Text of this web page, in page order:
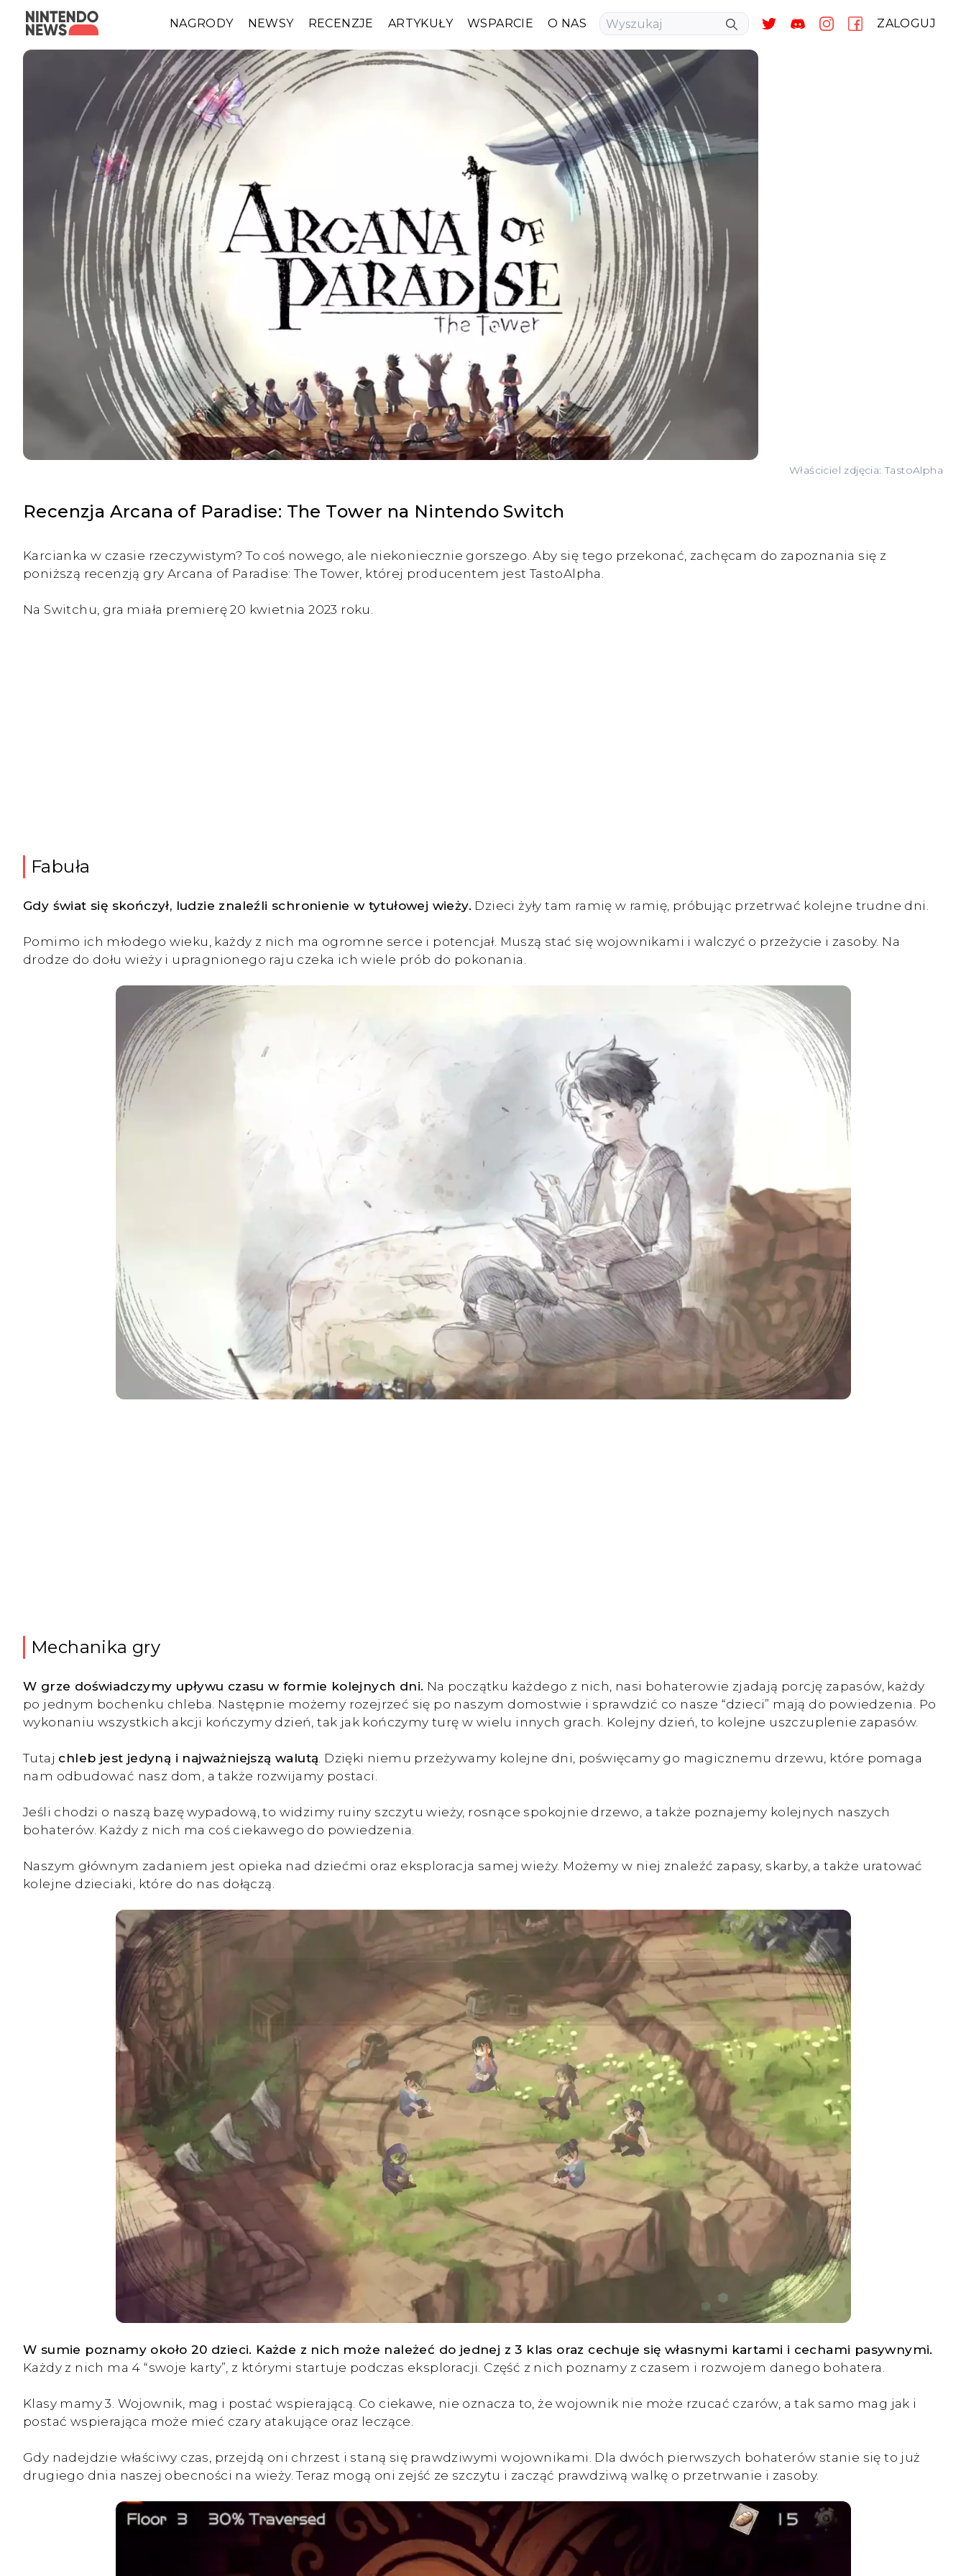
NAGRODY NEWSY RECENZJE ARTYKUŁY WSPARCIE O NAS ZALOGUJ
Właściciel zdjęcia: TastoAlpha
Recenzja Arcana of Paradise: The Tower na Nintendo Switch
Karcianka w czasie rzeczywistym? To coś nowego, ale niekoniecznie gorszego. Aby się tego przekonać, zachęcam do zapoznania się z
poniższą recenzją gry Arcana of Paradise: The Tower, której producentem jest TastoAlpha.
Na Switchu, gra miała premierę 20 kwietnia 2023 roku.
Fabuła
Gdy świat się skończył, ludzie znaleźli schronienie w tytułowej wieży. Dzieci żyły tam ramię w ramię, próbując przetrwać kolejne trudne dni.
Pomimo ich młodego wieku, każdy z nich ma ogromne serce i potencjał. Muszą stać się wojownikami i walczyć o przeżycie i zasoby. Na
drodze do dołu wieży i upragnionego raju czeka ich wiele prób do pokonania.
Mechanika gry
W grze doświadczymy upływu czasu w formie kolejnych dni. Na początku każdego z nich, nasi bohaterowie zjadają porcję zapasów, każdy
po jednym bochenku chleba. Następnie możemy rozejrzeć się po naszym domostwie i sprawdzić co nasze “dzieci” mają do powiedzenia. Po
wykonaniu wszystkich akcji kończymy dzień, tak jak kończymy turę w wielu innych grach. Kolejny dzień, to kolejne uszczuplenie zapasów.
Tutaj chleb jest jedyną i najważniejszą walutą . Dzięki niemu przeżywamy kolejne dni, poświęcamy go magicznemu drzewu, które pomaga
nam odbudować nasz dom, a także rozwijamy postaci.
Jeśli chodzi o naszą bazę wypadową, to widzimy ruiny szczytu wieży, rosnące spokojnie drzewo, a także poznajemy kolejnych naszych
bohaterów. Każdy z nich ma coś ciekawego do powiedzenia.
Naszym głównym zadaniem jest opieka nad dziećmi oraz eksploracja samej wieży. Możemy w niej znaleźć zapasy, skarby, a także uratować
kolejne dzieciaki, które do nas dołączą.
W sumie poznamy około 20 dzieci. Każde z nich może należeć do jednej z 3 klas oraz cechuje się własnymi kartami i cechami pasywnymi.
Każdy z nich ma 4 “swoje karty”, z którymi startuje podczas eksploracji. Część z nich poznamy z czasem i rozwojem danego bohatera.
Klasy mamy 3. Wojownik, mag i postać wspierającą. Co ciekawe, nie oznacza to, że wojownik nie może rzucać czarów, a tak samo mag jak i
postać wspierająca może mieć czary atakujące oraz leczące.
Gdy nadejdzie właściwy czas, przejdą oni chrzest i staną się prawdziwymi wojownikami. Dla dwóch pierwszych bohaterów stanie się to już
drugiego dnia naszej obecności na wieży. Teraz mogą oni zejść ze szczytu i zacząć prawdziwą walkę o przetrwanie i zasoby.